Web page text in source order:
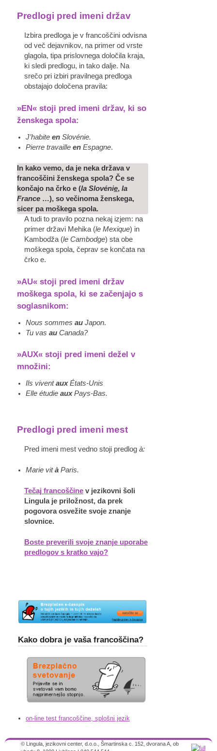
Predlogi pred imeni držav
Izbira predloga je v francoščini odvisna
od več dejavnikov, na primer od vrste
glagola, tipa prislovnega določila kraja,
ki sledi predlogu, in tako dalje. Na
srečo pri izbiri pravilnega predloga
obstajajo določena pravila:
»EN« stoji pred imeni držav, ki so
ženskega spola:
J’habite enSlovénie.
Pierre travaille enEspagne.
In kako vemo, da je neka država v
francoščini ženskega spola? Če se
končajo na črko e (la Slovénie, la
France …), so večinoma ženskega,
sicer pa moškega spola.
A tudi to pravilo pozna nekaj izjem: na
primer državi Mehika (le Mexique) in
Kambodža (le Cambodge) sta obe
moškega spola, čeprav se končata na
črko e.
»AU« stoji pred imeni držav
moškega spola, ki se začenjajo s
soglasnikom:
Nous sommes auJapon.
Tu vas auCanada?
»AUX« stoji pred imeni dežel v
množini:
Ils viventauxÉtats-Unis
Elle étudie auxPays-Bas.
Predlogi pred imeni mest
Pred imeni mest vedno stoji predlog à:
Marie vit àParis.
Tečaj francoščine v jezikovni šoli
Lingula je priložnost, da prek
pogovora osvežite svoje znanje
slovnice.
Boste preverili svoje znanje uporabe
predlogov s kratko vajo?
Kako dobra je vaša francoščina?
on-line test francoščine, splošni jezik
© Lingula, jezikovni center, d.o.o., Šmartinska c. 152, dvorana A, ob